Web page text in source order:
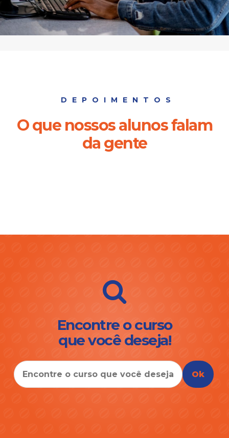
DEPOIMENTOS
O que nossos alunos falam
da gente
Encontre o curso
que você deseja!
Ok